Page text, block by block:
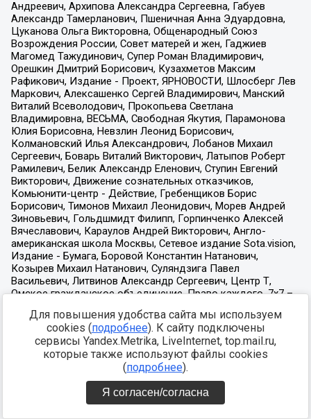
Для повышения удобства сайта мы используем
cookies (подробнее). К сайту подключены
сервисы Yandex.Metrika, LiveInternet, top.mail.ru,
которые также используют файлы cookies
(подробнее).
Я согласен/согласна